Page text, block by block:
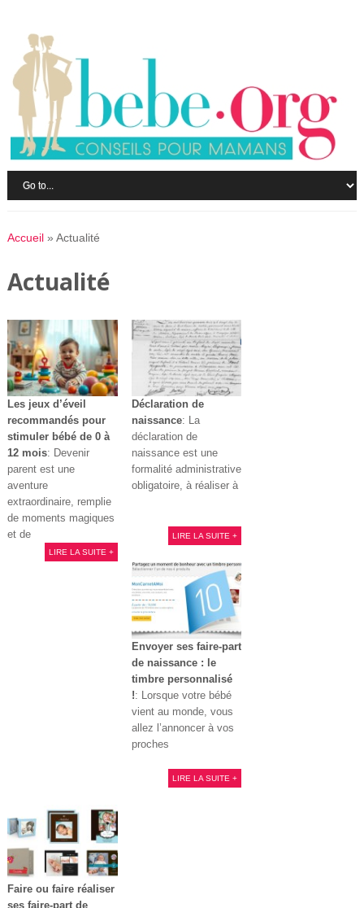
Accueil» Actualité
Actualité
Les jeux d’éveil
recommandés pour
stimuler bébé de 0 à
12 mois: Devenir
parent est une
aventure
extraordinaire, remplie
de moments magiques
et de
LIRE LA SUITE +
Déclaration de
naissance: La
déclaration de
naissance est une
formalité administrative
obligatoire, à réaliser à
LIRE LA SUITE +
Envoyer ses faire-part
de naissance : le
timbre personnalisé
!: Lorsque votre bébé
vient au monde, vous
allez l’annoncer à vos
proches
LIRE LA SUITE +
Faire ou faire réaliser
ses faire-part de